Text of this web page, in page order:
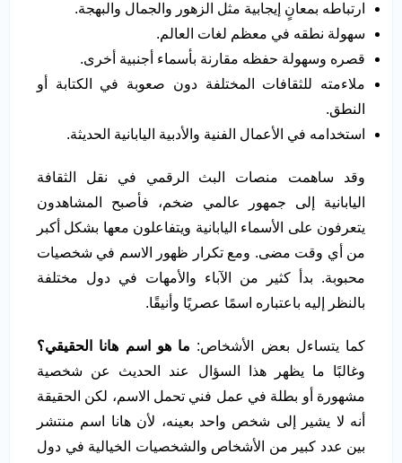
ارتباطه بمعانٍ إيجابية مثل الزهور والجمال والبهجة.
سهولة نطقه في معظم لغات العالم.
قصره وسهولة حفظه مقارنة بأسماء أجنبية أخرى.
ملاءمته للثقافات المختلفة دون صعوبة في الكتابة أو
النطق.
استخدامه في الأعمال الفنية والأدبية اليابانية الحديثة.
وقد ساهمت منصات البث الرقمي في نقل الثقافة
اليابانية إلى جمهور عالمي ضخم، فأصبح المشاهدون
يتعرفون على الأسماء اليابانية ويتفاعلون معها بشكل أكبر
من أي وقت مضى. ومع تكرار ظهور الاسم في شخصيات
محبوبة. بدأ كثير من الآباء والأمهات في دول مختلفة
بالنظر إليه باعتباره اسمًا عصريًا وأنيقًا.
كما يتساءل بعض الأشخاص: ما هو اسم هانا الحقيقي؟
وغالبًا ما يظهر هذا السؤال عند الحديث عن شخصية
مشهورة أو بطلة في عمل فني تحمل الاسم، لكن الحقيقة
أنه لا يشير إلى شخص واحد بعينه، لأن هانا اسم منتشر
بين عدد كبير من الأشخاص والشخصيات الخيالية في دول